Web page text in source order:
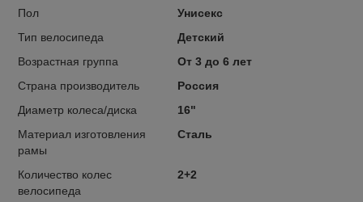
Пол
Унисекс
Тип велосипеда
Детский
Возрастная группа
От 3 до 6 лет
Страна производитель
Россия
Диаметр колеса/диска
16"
Материал изготовления
рамы
Сталь
Количество колес
велосипеда
2+2